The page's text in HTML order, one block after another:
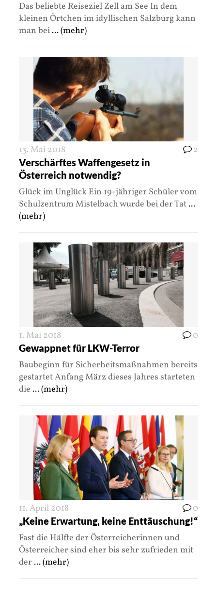
Das beliebte Reiseziel Zell am See In dem
kleinen Örtchen im idyllischen Salzburg kann
man bei ... (mehr)
13. Mai 2018 2
Verschärftes Waffengesetz in
Österreich notwendig?
Glück im Unglück Ein 19-jähriger Schüler vom
Schulzentrum Mistelbach wurde bei der Tat ...
(mehr)
1. Mai 2018 0
Gewappnet für LKW-Terror
Baubeginn für Sicherheitsmaßnahmen bereits
gestartet Anfang März dieses Jahres starteten
die ... (mehr)
11. April 2018 0
„Keine Erwartung, keine Enttäuschung!“
Fast die Hälfte der Österreicherinnen und
Österreicher sind eher bis sehr zufrieden mit
der ... (mehr)